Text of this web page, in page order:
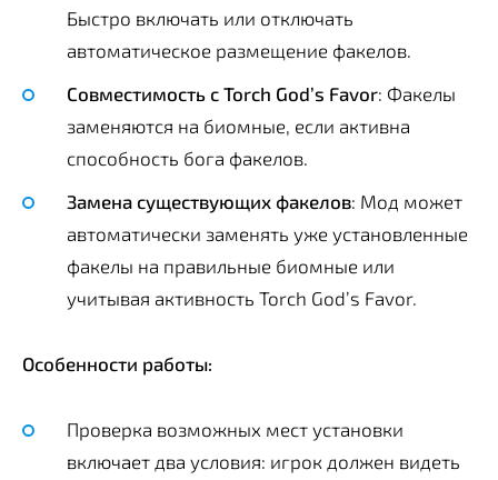
Быстро включать или отключать
автоматическое размещение факелов.
Совместимость с Torch God’s Favor: Факелы
заменяются на биомные, если активна
способность бога факелов.
Замена существующих факелов: Мод может
автоматически заменять уже установленные
факелы на правильные биомные или
учитывая активность Torch God’s Favor.
Особенности работы:
Проверка возможных мест установки
включает два условия: игрок должен видеть